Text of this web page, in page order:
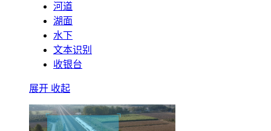
河道
湖面
水下
文本识别
收银台
展开 收起